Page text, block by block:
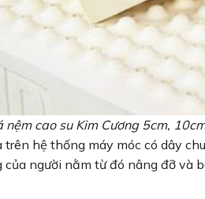
cao su Kim Cương 5cm,
hệ thống máy móc có dây
người nằm từ đó nâng đỡ và